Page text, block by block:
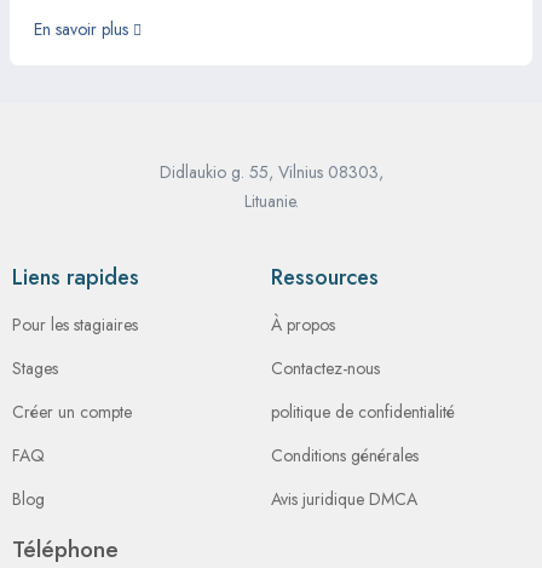
En savoir plus
Didlaukio g. 55, Vilnius 08303,
Lituanie.
Liens rapides
Pour les stagiaires
Stages
Créer un compte
FAQ
Blog
Ressources
À propos
Contactez-nous
politique de confidentialité
Conditions générales
Avis juridique DMCA
Téléphone